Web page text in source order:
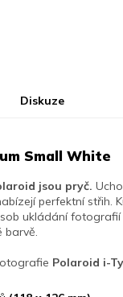
Diskuze
Small White
jsou pryč.
perfektní střih.
ukládání
barvě.
Polaroid i-